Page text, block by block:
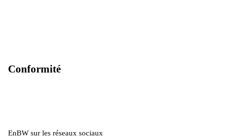
Conformité
EnBW sur les réseaux sociaux